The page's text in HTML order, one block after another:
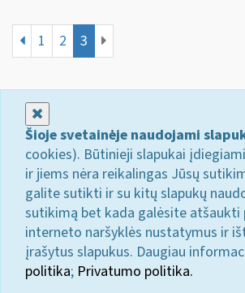
1 2 3
Šioje svetainėje naudojami
cookies). Būtinieji slapukai
ir jiems nėra reikalingas Jūsų
galite sutikti ir su kitų slapukų
sutikimą bet kada galėsite atšaukti
interneto naršyklės nustatymus ir
įrašytus slapukus. Daugiau
politika; Privatumo politika.